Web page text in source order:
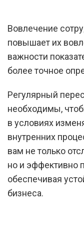
Вовлечение
повышает их
важности
более точное
Регулярный
необходимы,
в условиях
внутренних
вам не только
но и эффективно
обеспечивая
бизнеса.